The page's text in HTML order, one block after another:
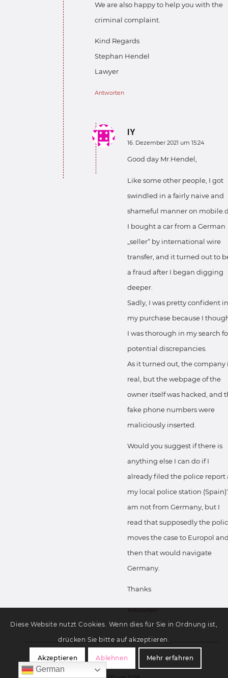
We are also happy to help you with the
criminal complaint.
Kind Regards
Stephan Hendel
Lawyer
Antworten
IY
sagte:
16. Dezember 2021 um 15:24
Good day Mr.Hendel,
Like some other people, I got
swindled in a fairly naive and
shameful manner on
I bought a car from a German
„seller“ by international wire
transfer, and it turned out to
a fraud after I began digging
deeper.
Sadly, I was pretty confident in
my purchase because I
I was thorough in my search
potential discrepancies.
As it turned out, the company
real, but the webpage of the
owner itself was hacked, and
fake phone numbers were
maliciously inserted.
Would you suggest if there is
anything else I can do if I
already filed the police report
my local police station
am not from Germany, but I
read that supposedly the
moves the case to Europol
then that would navigate
Germany.
Thanks
Antworten
KFZ-GUT
Diese Website nutzt Cookies. Wenn dies für Sie in Ordnung ist,
drücken Sie bitte auf akzeptieren.
Akzeptieren Ablehnen Mehr erfahren
German